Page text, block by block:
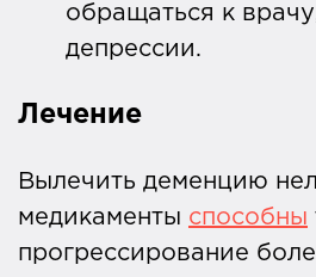
обращаться к
депрессии.
Лечение
Вылечить деменцию
медикаменты способны
прогрессирование